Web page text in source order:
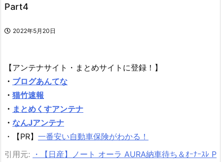
Part4
2022年5月20日
【アンテナサイト・まとめサイトに登録！】
・ ブログあんてな
・ 猫竹速報
・ まとめくすアンテナ
・ なんJアンテナ
・【PR】 一番安い自動車保険がわかる！
引用元:
・【日産】ノート オーラ AURA納車待ち＆ｵｰﾅｰｽﾚ P